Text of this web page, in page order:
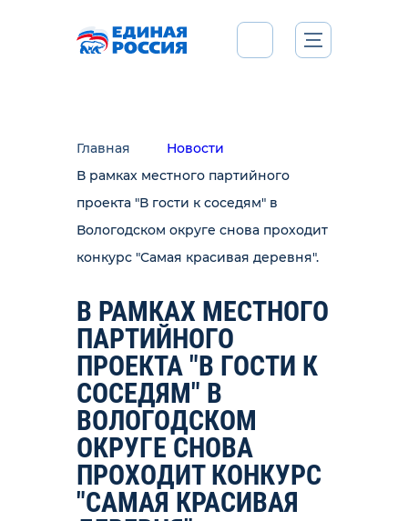
Главная
Новости
В рамках местного партийного
проекта "В гости к соседям" в
Вологодском округе снова проходит
конкурс "Самая красивая деревня".
В РАМКАХ МЕСТНОГО
ПАРТИЙНОГО
ПРОЕКТА "В ГОСТИ К
СОСЕДЯМ" В
ВОЛОГОДСКОМ
ОКРУГЕ СНОВА
ПРОХОДИТ КОНКУРС
"САМАЯ КРАСИВАЯ